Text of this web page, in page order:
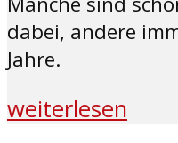
dabei, andere
Jahre.
weiterlesen